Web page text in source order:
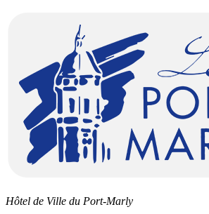
Hôtel de Ville du Port-Marly